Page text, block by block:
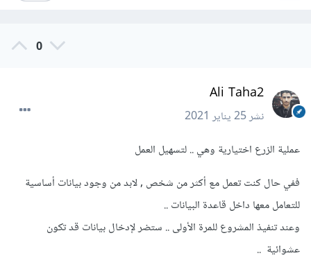
0
Ali Taha2
نشر25 يناير 2021
عملية الزرع اختيارية وهي .. لتسهيل العمل
ففي حال كنت تعمل مع أكثر من شخص , لابد من وجود بيانات أساسية
للتعامل معها داخل قاعدة البيانات ..
وعند تنفيذ المشروع للمرة الأولى .. ستضر لإدخال بيانات قد تكون
عشوائية ..